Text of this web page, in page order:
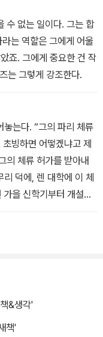
수 없는 일이다. 그는 합
는 역할은 그에게 어울
죠. 그에게 중요한 건 작
는 그렇게 강조한다.
는다. “그의 파리 체류
빙하면 어떻겠냐고 제
의 체류 허가를 받아내
리 덕에, 렌 대학에 이 체
을 신학기부터 개설된
&생각'
책'